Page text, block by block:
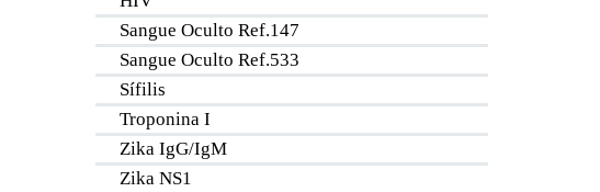
Sangue Oculto Ref.147
Sangue Oculto Ref.533
Sífilis
Troponina I
Zika IgG/IgM
Zika NS1